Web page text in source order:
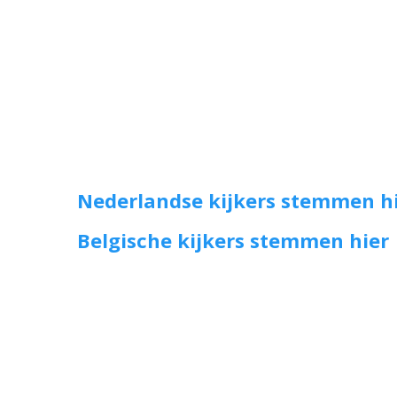
Nederlandse kijkers stemmen
Belgische kijkers stemmen hier